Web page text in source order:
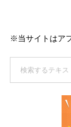
※当サイトはア